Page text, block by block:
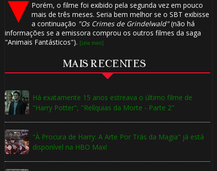
Porém, o filme foi exibido pela segunda vez em pouco
mais de três meses. Seria bem melhor se o SBT exibisse
a continuação "Os Crimes de Grindelwald"(não há
informações se a emissora comprou os outros filmes da saga
"Animais Fantásticos"). [Leia mais]
MAIS RECENTES
Há exatamente 15 anos estreava o último filme de
"Harry Potter", "Relíquias da Morte - Parte 2"
"À Procura de Harry: A Arte Por Trás da Magia" já está
disponível na HBO Max!
🎂